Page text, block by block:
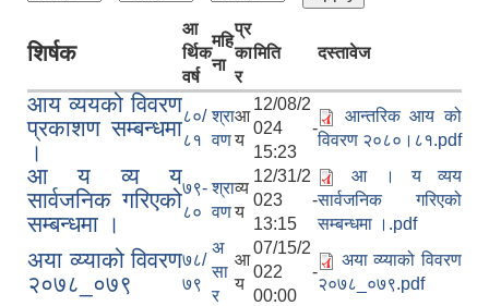
शिर्षक
आ
र्थिक
वर्ष
महि
ना
प्र
का
र
मिति दस्तावेज
आय व्ययको विवरण
प्रकाशण सम्बन्धमा
।
८०/
८१
श्रा
वण
आ
य
12/08/2
024 -
15:23
आन्तरिक आय को
विवरण २०८०।८१.pdf
आ य व्य य
सार्वजनिक गरिएको
सम्बन्धमा ।
७९-
८०
श्रा
वण
व्य
य
12/31/2
023 -
13:15
आ । य व्यय
सार्वजनिक गरिएको
सम्बन्धमा ।.pdf
अया व्य्याको विवरण
२०७८_०७९
७८/
७९
अ
सा
र
आ
य
07/15/2
022 -
00:00
अया व्य्याको विवरण
२०७८_०७९.pdf